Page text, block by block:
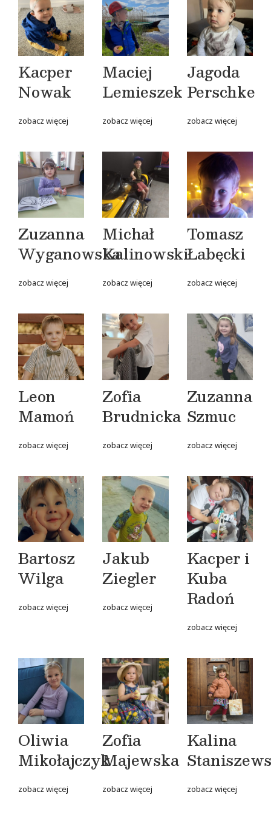
Kacper
Nowak
zobacz więcej
Maciej
Lemieszek
zobacz więcej
Jagoda
Perschke
zobacz więcej
Zuzanna
Wyganowska
zobacz więcej
Michał
Kalinowski
zobacz więcej
Tomasz
Łabęcki
zobacz więcej
Leon
Mamoń
zobacz więcej
Zofia
Brudnicka
zobacz więcej
Zuzanna
Szmuc
zobacz więcej
Bartosz
Wilga
zobacz więcej
Jakub
Ziegler
zobacz więcej
Kacper i
Kuba
Radoń
zobacz więcej
Oliwia
Mikołajczyk
zobacz więcej
Zofia
Majewska
zobacz więcej
Kalina
zobacz więcej